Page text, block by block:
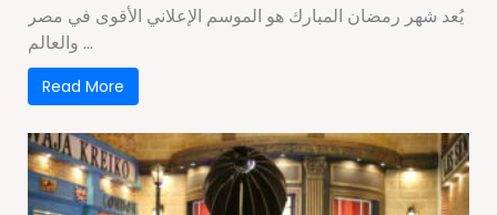
يُعد شهر رمضان المبارك هو الموسم الإعلاني الأقوى في مصر
والعالم ...
Read More